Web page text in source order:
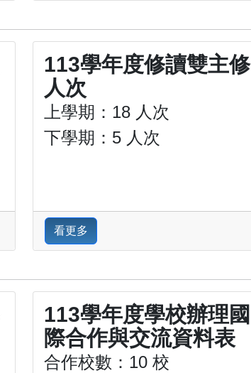
113學年度修讀雙主修
人次
上學期：18 人次
下學期：5 人次
看更多
113學年度學校辦理國
際合作與交流資料表
合作校數：10 校